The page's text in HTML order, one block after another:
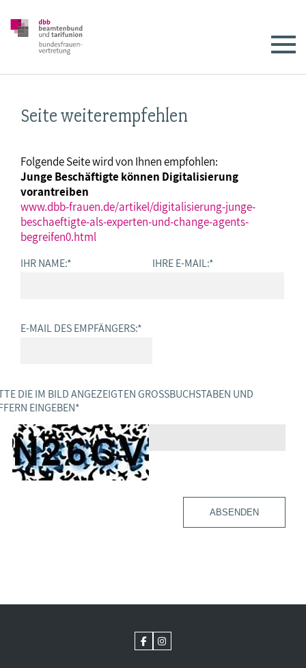
Seite weiterempfehlen
Folgende Seite wird von Ihnen empfohlen:
Junge Beschäftigte können Digitalisierung
vorantreiben
www.dbb-frauen.de/artikel/digitalisierung-junge-
beschaeftigte-als-experten-und-change-agents-
begreifen0.html
IHR NAME:* IHRE E-MAIL:*
E-MAIL DES EMPFÄNGERS:*
DIE IM BILD ANGEZEIGTEN GROSSBUCHSTABEN UND Z
EINGEBEN *
ABSENDEN